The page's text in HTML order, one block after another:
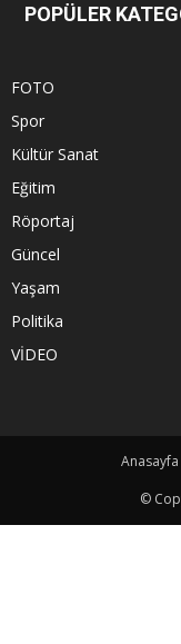
POPÜLER
FOTO
Spor
Kültür Sanat
Eğitim
Röportaj
Güncel
Yaşam
Politika
VİDEO
Anasayfa
©